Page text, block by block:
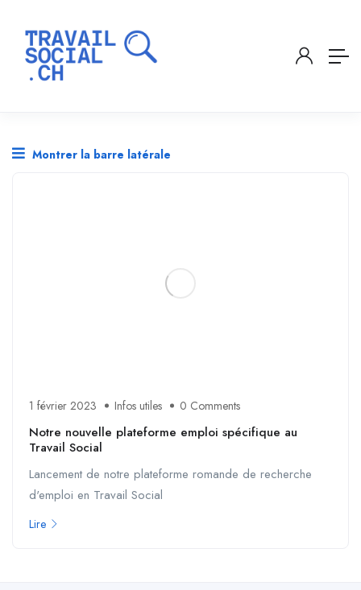
Montrer la barre latérale
1 février 2023 Infos utiles 0 Comments
Notre nouvelle plateforme emploi spécifique au
Travail Social
Lancement de notre plateforme romande de recherche
d'emploi en Travail Social
Lire